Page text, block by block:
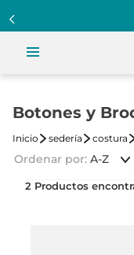
Botones y
sedería costura
Ordenar por A-Z
2